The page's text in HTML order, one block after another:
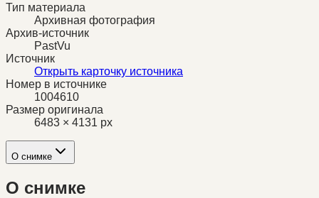
Тип материала
Архивная фотография
Архив-источник
PastVu
Источник
Открыть карточку источника
Номер в источнике
1004610
Размер оригинала
6483 × 4131 px
О снимке
О снимке